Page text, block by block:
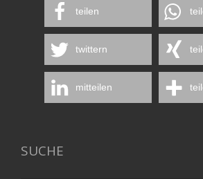
teilen
twittern
mitteilen
SUCHE